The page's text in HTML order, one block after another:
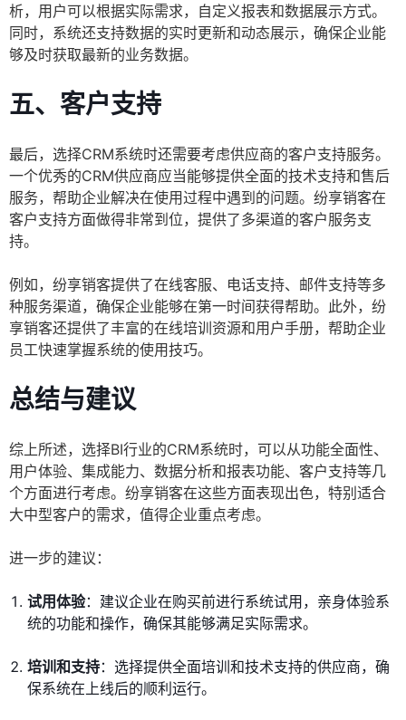
析，用户可以根据实际需求，自定义报表和数据展示方式。
同时，系统还支持数据的实时更新和动态展示，确保企业能
够及时获取最新的业务数据。
五、客户支持
最后，选择CRM系统时还需要考虑供应商的客户支持服务。
一个优秀的CRM供应商应当能够提供全面的技术支持和售后
服务，帮助企业解决在使用过程中遇到的问题。纷享销客在
客户支持方面做得非常到位，提供了多渠道的客户服务支
持。
例如，纷享销客提供了在线客服、电话支持、邮件支持等多
种服务渠道，确保企业能够在第一时间获得帮助。此外，纷
享销客还提供了丰富的在线培训资源和用户手册，帮助企业
员工快速掌握系统的使用技巧。
总结与建议
综上所述，选择BI行业的CRM系统时，可以从功能全面性、
用户体验、集成能力、数据分析和报表功能、客户支持等几
个方面进行考虑。纷享销客在这些方面表现出色，特别适合
大中型客户的需求，值得企业重点考虑。
进一步的建议：
试用体验：建议企业在购买前进行系统试用，亲身体验系
统的功能和操作，确保其能够满足实际需求。
培训和支持：选择提供全面培训和技术支持的供应商，确
保系统在上线后的顺利运行。